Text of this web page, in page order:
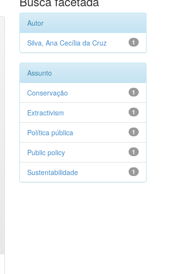
Autor
1
Silva, Ana Cecília da Cruz
Assunto
1
Conservação
1
Extractivism
1
Política pública
1
Public policy
1
Sustentabilidade